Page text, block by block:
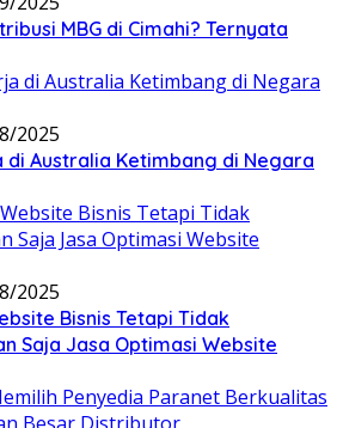
MBG di Cimahi? Ternyata
2025
di Australia Ketimbang di Negara
2025
Bisnis Tetapi Tidak
Saja Jasa Optimasi Website